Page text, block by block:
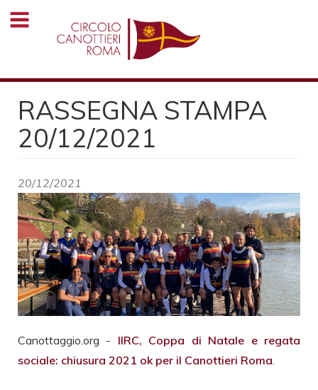
Salta
RASSEGNA STAMPA
20/12/2021
20/12/2021
Canottaggio.org - IIRC, Coppa di Natale e regata
sociale: chiusura 2021 ok per il Canottieri Roma